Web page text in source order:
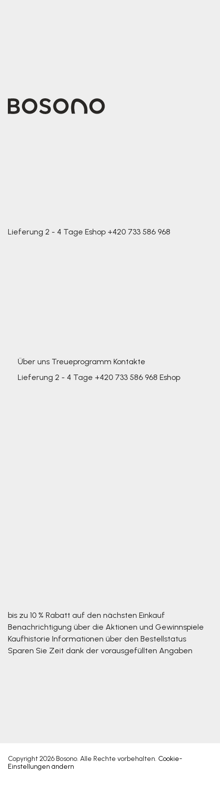
Lieferung 2 - 4 Tage Eshop +420 733 586 968
Über uns Treueprogramm Kontakte
Lieferung 2 - 4 Tage +420 733 586 968 Eshop
bis zu 10 % Rabatt auf den nächsten Einkauf
Benachrichtigung über die Aktionen und Gewinnspiele
Kaufhistorie Informationen über den Bestellstatus
Sparen Sie Zeit dank der vorausgefüllten Angaben
Copyright 2026 Bosono. Alle Rechte vorbehalten. Cookie-
Einstellungen ändern